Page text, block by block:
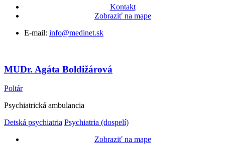
Kontakt
Zobraziť na mape
E-mail: info@medinet.sk
MUDr. Agáta Boldižárová
Poltár
Psychiatrická ambulancia
Detská psychiatria Psychiatria (dospelí)
Zobraziť na mape